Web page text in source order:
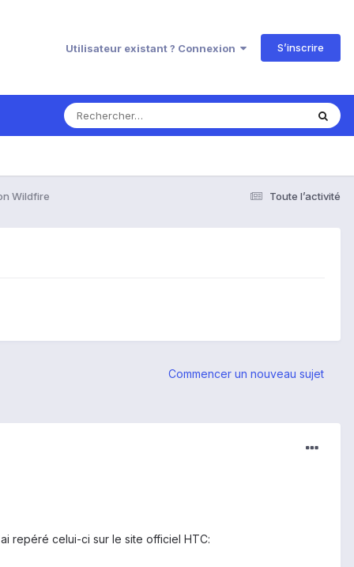
Utilisateur existant ? Connexion S’inscrire
Toute l’activité
Wildfire
Commencer un nouveau sujet
repéré celui-ci sur le site officiel HTC: